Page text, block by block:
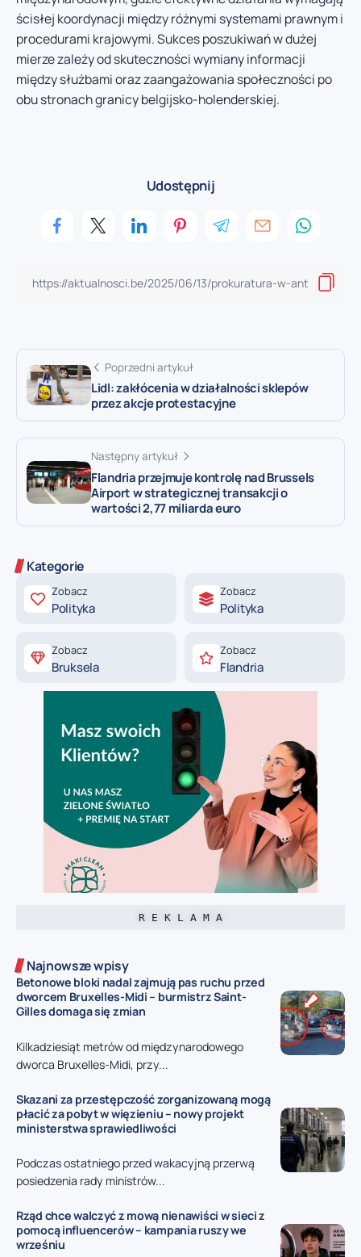
ścisłej koordynacji między różnymi systemami prawnym i
procedurami krajowymi. Sukces poszukiwań w dużej
mierze zależy od skuteczności wymiany informacji
między służbami oraz zaangażowania społeczności po
obu stronach granicy belgijsko-holenderskiej.
Udostępnij
Poprzedni artykuł
Lidl: zakłócenia w działalności sklepów
przez akcje protestacyjne
Następny artykuł
Flandria przejmuje kontrolę nad Brussels
Airport w strategicznej transakcji o
wartości 2,77 miliarda euro
Kategorie
Zobacz
Polityka
Zobacz
Polityka
Zobacz
Bruksela
Zobacz
Flandria
R E K L A M A
Najnowsze wpisy
Betonowe bloki nadal zajmują pas ruchu przed
dworcem Bruxelles-Midi – burmistrz Saint-
Gilles domaga się zmian
Kilkadziesiąt metrów od międzynarodowego
dworca Bruxelles-Midi, przy...
Skazani za przestępczość zorganizowaną mogą
płacić za pobyt w więzieniu – nowy projekt
ministerstwa sprawiedliwości
Podczas ostatniego przed wakacyjną przerwą
posiedzenia rady ministrów...
Rząd chce walczyć z mową nienawiści w sieci z
pomocą influencerów – kampania ruszy we
wrześniu